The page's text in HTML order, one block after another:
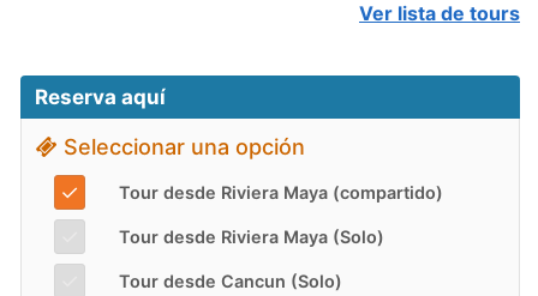
Ver lista de tours
Reserva aquí
Seleccionar una opción
✓
Tour desde Riviera Maya (compartido)
Tour desde Riviera Maya (Solo)
Tour desde Cancun (Solo)